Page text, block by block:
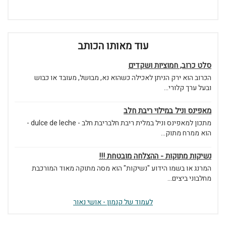
עוד מאותו הכותב
סלט כרוב, חמוציות ושקדים
הכרוב הוא ירק הניתן לאכילה כשהוא נא, מבושל, מעובד או כבוש
ובעל ערך קלורי...
מאפינס וניל במילוי ריבת חלב
מתכון למאפינס וניל במלית ריבת חלבריבת חלב - dulce de leche -
הוא ממרח מתוק...
נשיקות מתוקות - ההצלחה מובטחת !!!
המרנג או בשמו הידוע "נשיקות" הוא מסה מתוקה מאוד המורכבת
מחלבוני ביצים...
לעמוד של קנמון - אושי נאור